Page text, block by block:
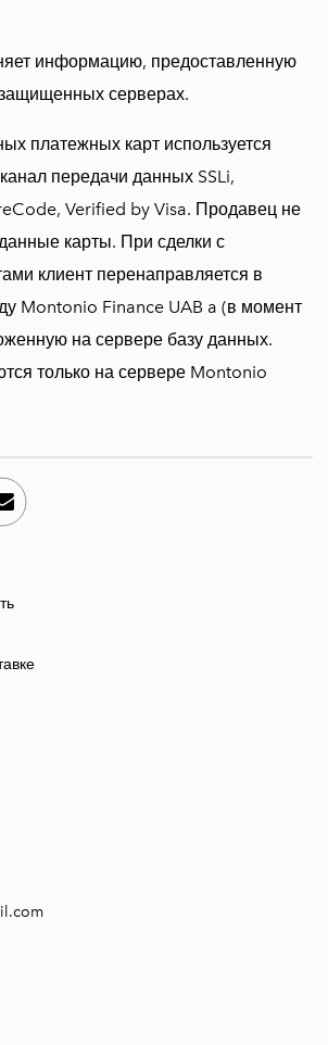
информацию, предоставленную
серверах.
платежных карт используется
передачи данных SSLi,
Verified by Visa. Продавец не
карты. При сделки с
клиент перенаправляется в
Montonio Finance UAB a (в момент
на сервере базу данных.
только на сервере Montonio